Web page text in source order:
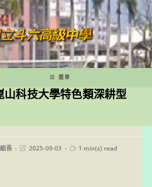
選單
山科技大學特色類深耕型
長
Post2025-09-03
Reading
1 min(s) read